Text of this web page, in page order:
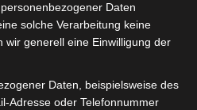
stattgefunden.
IT-
Webinar für
Daten
solche Verarbeitung keine
wir generell eine Einwilligung der
Daten, beispielsweise des
Adresse oder Telefonnummer